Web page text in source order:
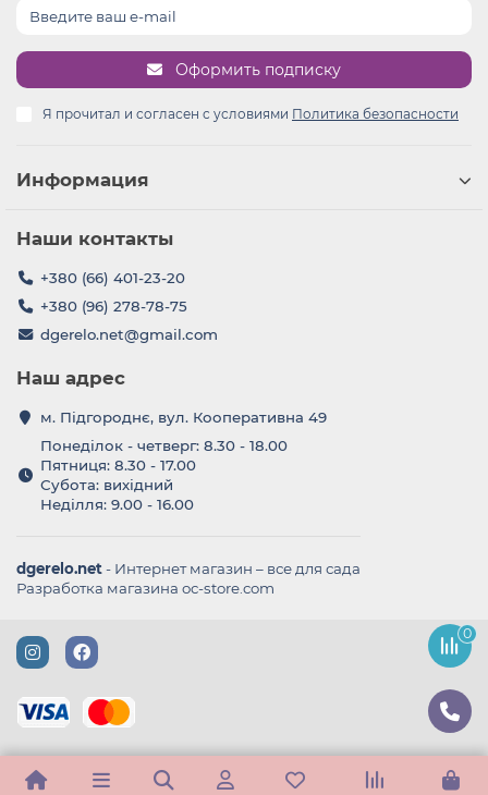
Оформить подписку
Я прочитал и согласен с условиями Политика безопасности
Информация
Наши контакты
+380 (66) 401-23-20
+380 (96) 278-78-75
dgerelo.net@gmail.com
Наш адрес
м. Підгороднє, вул. Кооперативна 49
Понеділок - четверг: 8.30 - 18.00
Пятниця: 8.30 - 17.00
Субота: вихідний
Неділля: 9.00 - 16.00
dgerelo.net- Интернет магазин – все для сада
Разработка магазина oc-store.com
0